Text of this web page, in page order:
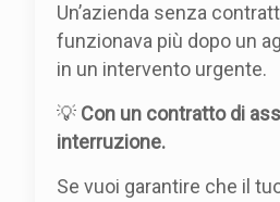
Un’azienda senza
funzionava più dopo un
in un intervento urgente.
💡 Con un contratto di
interruzione.
Se vuoi garantire che il